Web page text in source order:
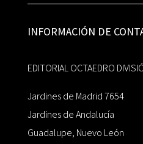
INFORMACIÓN DE
EDITORIAL OCTAEDRO
Jardines de Madrid 7654
Jardines de Andalucía
Guadalupe, Nuevo León